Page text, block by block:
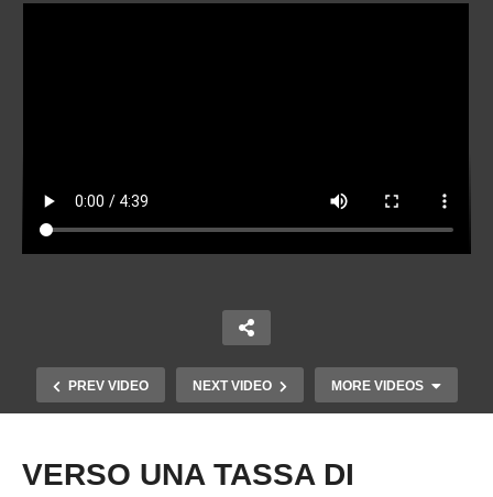
PREV VIDEO NEXT VIDEO MORE VIDEOS
VERSO UNA TASSA DI